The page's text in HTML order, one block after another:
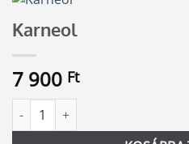
Karneol
7 900 Ft
Karneol mennyiség
Alternative: